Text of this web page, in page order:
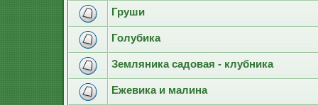
Груши
Голубика
Земляника садовая - клубника
Ежевика и малина